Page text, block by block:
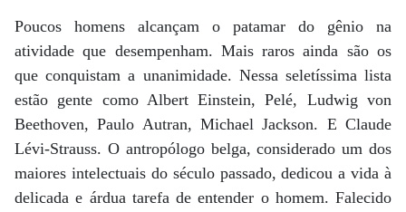
Poucos homens alcançam o patamar do gênio na
atividade que desempenham. Mais raros ainda são os
que conquistam a unanimidade. Nessa seletíssima lista
estão gente como Albert Einstein, Pelé, Ludwig von
Beethoven, Paulo Autran, Michael Jackson. E Claude
Lévi-Strauss. O antropólogo belga, considerado um dos
maiores intelectuais do século passado, dedicou a vida à
delicada e árdua tarefa de entender o homem. Falecido